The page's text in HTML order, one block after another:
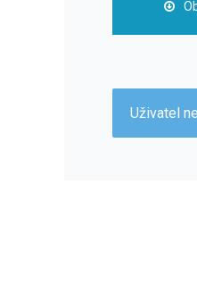
Uživatel